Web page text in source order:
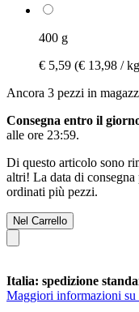
400 g
€ 5,59 (€ 13,98 /
Ancora 3 pezzi in
Consegna entro il
alle ore 23:59.
Di questo articolo sono
altri! La data di
ordinati più pezzi.
Nel Carrello
Italia: spedizione
Maggiori informazioni su